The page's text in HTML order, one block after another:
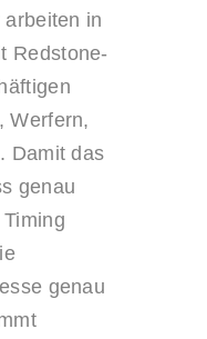
in
Redstone-
Werfern,
Damit das
genau
genau